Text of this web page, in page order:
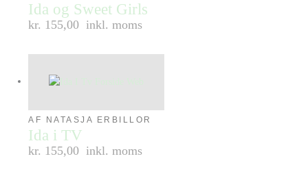
Ida og Sweet Girls
kr. 155,00 inkl. moms
AF NATASJA ERBILLOR
Ida i TV
kr. 155,00 inkl. moms